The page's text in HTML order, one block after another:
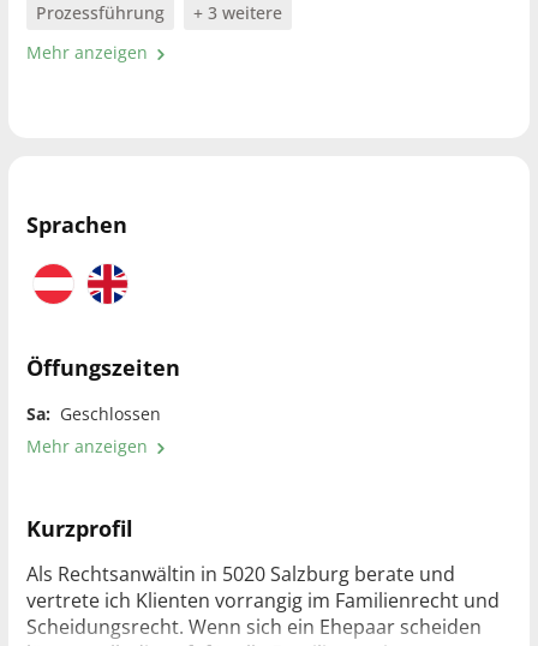
Prozessführung
+ 3 weitere
Mehr anzeigen
Sprachen
Öffungszeiten
Sa: Geschlossen
Mehr anzeigen
Kurzprofil
Als Rechtsanwältin in 5020 Salzburg berate und
vertrete ich Klienten vorrangig im Familienrecht und
Scheidungsrecht. Wenn sich ein Ehepaar scheiden